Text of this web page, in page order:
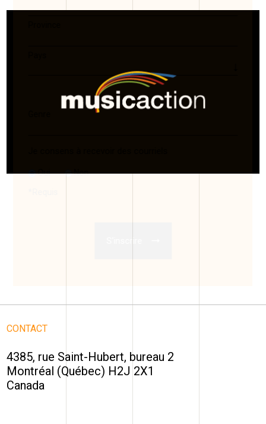
CONTACT
4385, rue Saint-Hubert, bureau 2
Montréal (Québec) H2J 2X1
Canada
Oui Non